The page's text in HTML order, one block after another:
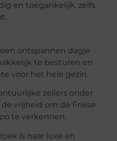
en toegankelijk, zelfs
ontspannen dagje
te besturen en
voor het hele gezin.
zeilers onder
vrijheid om de Friese
te verkennen.
is naar luxe en